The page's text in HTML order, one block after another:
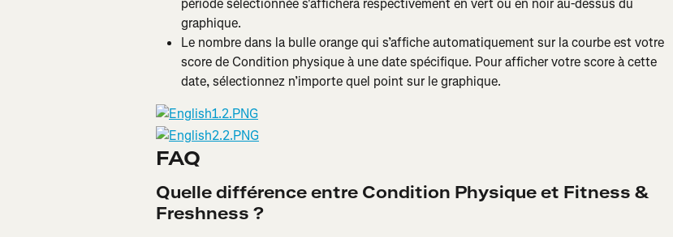
période sélectionnée s'affichera respectivement en vert ou en noir au-dessus du
graphique.
Le nombre dans la bulle orange qui s’affiche automatiquement sur la courbe est votre
score de Condition physique à une date spécifique. Pour afficher votre score à cette
date, sélectionnez n’importe quel point sur le graphique.
FAQ
Quelle différence entre Condition Physique et Fitness &
Freshness ?